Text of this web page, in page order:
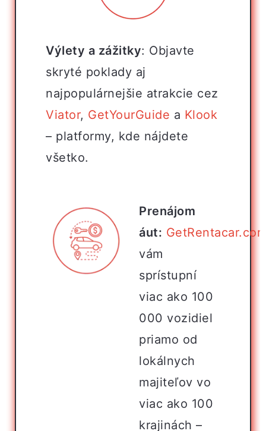
Výlety a zážitky: Objavte
skryté poklady aj
najpopulárnejšie atrakcie cez
Viator, GetYourGuide a Klook
– platformy, kde nájdete
všetko.
Prenájom
áut:
vám
sprístupní
viac ako 100
000 vozidiel
priamo od
lokálnych
majiteľov vo
viac ako 100
krajinách –